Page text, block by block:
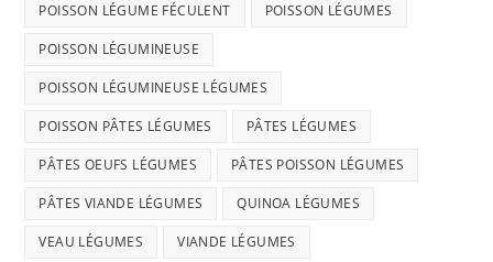
POISSON LÉGUME FÉCULENT POISSON LÉGUMES
POISSON LÉGUMINEUSE
POISSON LÉGUMINEUSE LÉGUMES
POISSON PÂTES LÉGUMES PÂTES LÉGUMES
PÂTES OEUFS LÉGUMES PÂTES POISSON LÉGUMES
PÂTES VIANDE LÉGUMES QUINOA LÉGUMES
VEAU LÉGUMES VIANDE LÉGUMES